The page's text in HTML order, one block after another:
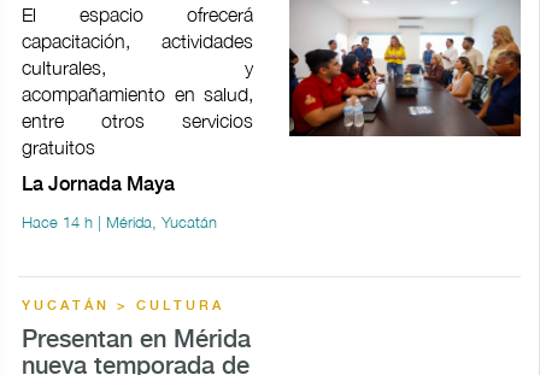
El espacio ofrecerá
capacitación, actividades
culturales, y
acompañamiento en salud,
entre otros servicios
gratuitos
La Jornada Maya
Hace 14 h | Mérida, Yucatán
YUCATÁN > CULTURA
Presentan en Mérida
nueva temporada de